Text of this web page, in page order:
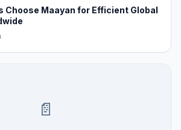
Choose Maayan for Efficient Global
📄